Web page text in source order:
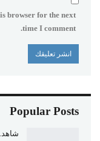
browser for the next
time I comment.
Popular Posts